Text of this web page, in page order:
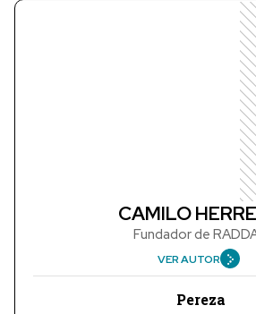
CAMILO
Fundador de
VER AUTOR
Pereza